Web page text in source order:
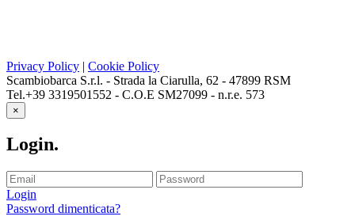
Privacy Policy | Cookie Policy
Scambiobarca S.r.l. - Strada la Ciarulla, 62 - 47899 RSM
Tel.+39 3319501552 - C.O.E SM27099 - n.r.e. 573
×
Login.
Login
Password dimenticata?